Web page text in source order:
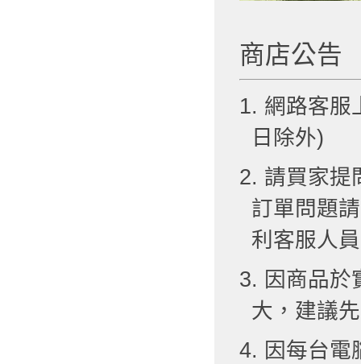
商店公告
1. 網路客服
日除外)
2. 請買家提
訂單問題
利客服人
3. 因商品於
大，建議
4. 因每台電